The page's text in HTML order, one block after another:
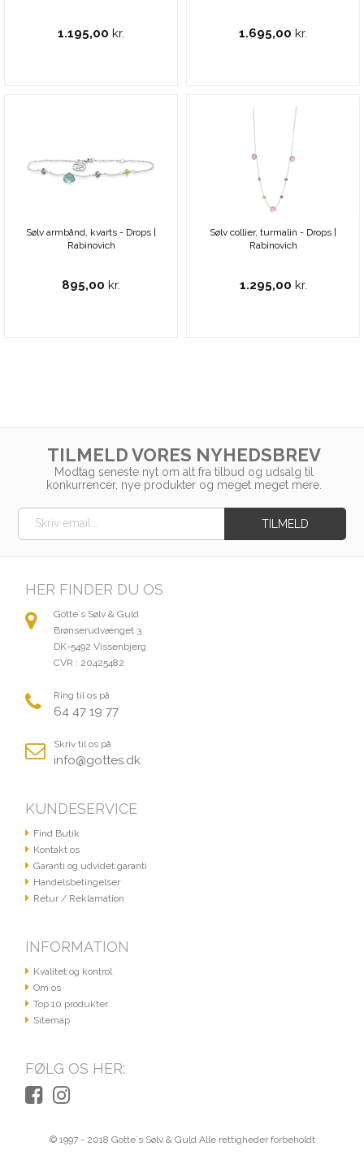
1.195,00 kr. 1.695,00 kr.
Sølv armbånd, kvarts - Drops |
Rabinovich
895,00 kr.
Sølv collier, turmalin - Drops |
Rabinovich
1.295,00 kr.
TILMELD VORES NYHEDSBREV
Modtag seneste nyt om alt fra tilbud og udsalg til
konkurrencer, nye produkter og meget meget mere.
HER FINDER DU OS
Gotte´s Sølv & Guld
Brønserudvænget 3
DK-5492 Vissenbjerg
CVR : 20425482
Ring til os på
64 47 19 77
Skriv til os på
info@gottes.dk
KUNDESERVICE
Find Butik
Kontakt os
Garanti og udvidet garanti
Handelsbetingelser
Retur / Reklamation
INFORMATION
Kvalitet og kontrol
Om os
Top 10 produkter
Sitemap
FØLG OS HER:
© 1997 - 2018 Gotte´s Sølv & Guld Alle rettigheder forbeholdt